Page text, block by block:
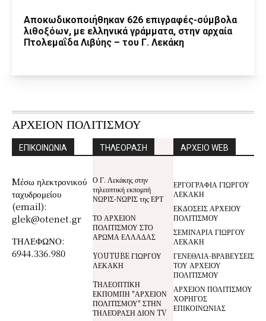
Αποκωδικοποιήθηκαν 626 επιγραφές-σύμβολα
λιθοξόων, με ελληνικά γράμματα, στην αρχαία
Πτολεμαΐδα Λιβύης – του Γ. Λεκάκη
ΑΡΧΕΙΟΝ ΠΟΛΙΤΙΣΜΟΥ
ΕΠΙΚΟΙΝΩΝΙΑ
Mέσω ηλεκτρονικού
ταχυδρομείου
(email):
glek@otenet.gr
ΤΗΛΕΦΩΝΟ:
6944.336.980
ΤΗΛΕΟΡΑΣΗ
Ο Γ. Λεκάκης στην
τηλεοπτική εκπομπή
ΝΩΡΙΣ-ΝΩΡΙΣ της ΕΡΤ
ΤΟ ΑΡΧΕΙΟΝ
ΠΟΛΙΤΙΣΜΟΥ ΣΤΟ
ΑΡΩΜΑ ΕΛΛΑΔΑΣ
YOUTUBE ΓΙΩΡΓΟΥ
ΛΕΚΑΚΗ
TΗΛΕΟΠΤΙΚΗ
ΕΚΠΟΜΠΗ "ΑΡΧΕΙΟΝ
ΠΟΛΙΤΙΣΜΟΥ" ΣΤΗΝ
ΤΗΛΕΌΡΑΣΗ ΔΙΟΝ TV
ΑΡΧΕΙΟ WEB
ΕΡΓΟΓΡΑΦΙΑ ΓΙΩΡΓΟΥ
ΛΕΚΑΚΗ
ΕΚΔΟΣΕΙΣ ΑΡΧΕΙΟΥ
ΠΟΛΙΤΙΣΜΟΥ
ΣΕΜΙΝΑΡΙΑ ΓΙΩΡΓΟΥ
ΛΕΚΑΚΗ
ΓΕΝΕΘΛΙΑ-ΒΡΑΒΕΥΣΕΙΣ
ΤΟΥ ΑΡΧΕΙΟΥ
ΠΟΛΙΤΙΣΜΟΥ
ΑΡΧΕΙΟΝ ΠΟΛΙΤΙΣΜΟΥ
ΧΟΡΗΓΟΣ
ΕΠΙΚΟΙΝΩΝΙΑΣ